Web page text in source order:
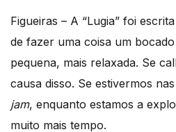
Figueiras – A “Lugia” foi
de fazer uma coisa um
pequena, mais relaxada. Se
causa disso. Se estivermos
jam, enquanto estamos a
muito mais tempo.